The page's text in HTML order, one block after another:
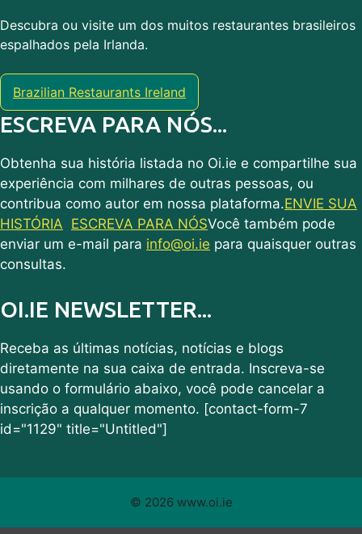
Descubra ou visite um dos muitos restaurantes brasileiros
espalhados pela Irlanda.
Brazilian Restaurants Ireland
ESCREVA PARA NÓS...
Obtenha sua história listada no Oi.ie e compartilhe sua
experiência com milhares de outras pessoas, ou
contribua como autor em nossa plataforma.ENVIE SUA
HISTÓRIA ESCREVA PARA NÓSVocê também pode
enviar um e-mail para info@oi.ie para quaisquer outras
consultas.
OI.IE NEWSLETTER...
Receba as últimas notícias, notícias e blogs
diretamente na sua caixa de entrada. Inscreva-se
usando o formulário abaixo, você pode cancelar a
inscrição a qualquer momento. [contact-form-7
id="1129" title="Untitled"]
© 2026 www.oi.ie